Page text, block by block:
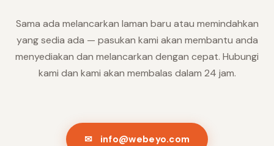
Sama ada melancarkan laman baru atau memindahkan
yang sedia ada — pasukan kami akan membantu anda
menyediakan dan melancarkan dengan cepat. Hubungi
kami dan kami akan membalas dalam 24 jam.
✉ info@webeyo.com